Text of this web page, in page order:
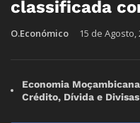
classificada
O.Económico 15 de Agosto,
Economia
Crédito, Dívida e